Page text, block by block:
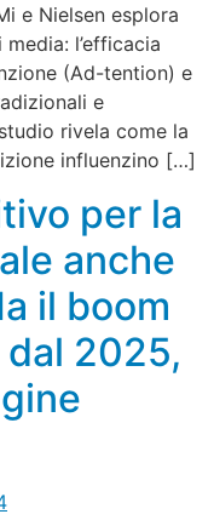
e Nielsen esplora
l’efficacia
(Ad-tention) e
e
rivela come la
influenzino […]
per la
anche
il boom
2025,